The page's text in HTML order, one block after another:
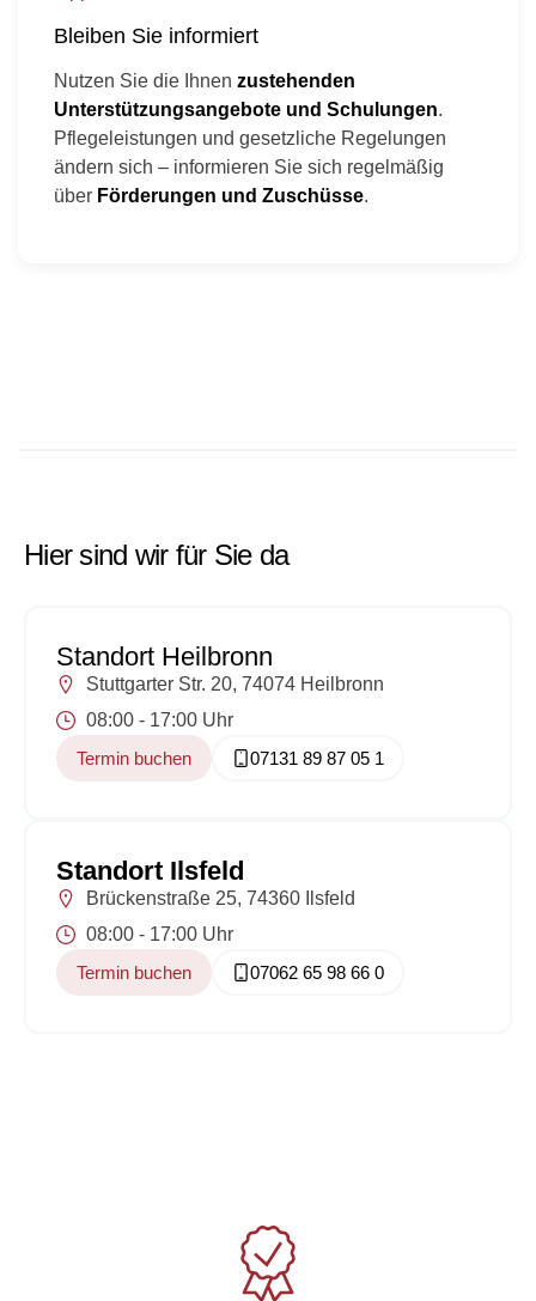
Bleiben Sie informiert
Nutzen Sie die Ihnen zustehenden
Unterstützungsangebote und Schulungen.
Pflegeleistungen und gesetzliche Regelungen
ändern sich – informieren Sie sich regelmäßig
über Förderungen und Zuschüsse.
Hier sind wir für Sie da
Standort Heilbronn
Stuttgarter Str. 20, 74074 Heilbronn
08:00 - 17:00 Uhr
Termin buchen
07131 89 87 05 1
Standort Ilsfeld
Brückenstraße 25, 74360 Ilsfeld
08:00 - 17:00 Uhr
Termin buchen
07062 65 98 66 0